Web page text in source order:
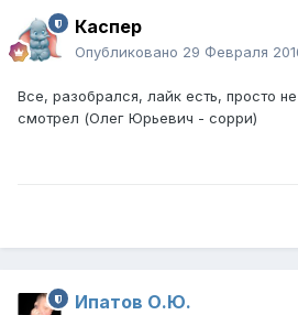
Каспер
Опубликовано 29 Февраля
Все, разобрался, лайк есть, просто
смотрел (Олег Юрьевич - сорри)
Ипатов О.Ю.